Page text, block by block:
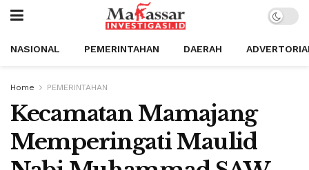
NASIONAL PEMERINTAHAN DAERAH
Home PEMERINTAHAN
Kecamatan Mamajang
Memperingati Maulid